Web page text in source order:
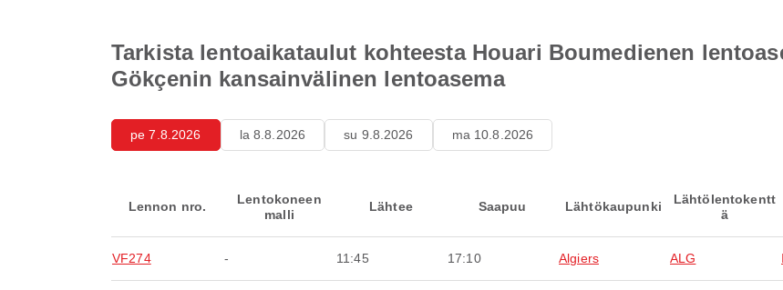
Tarkista lentoaikataulut kohteesta Houari Boumedienen
Gökçenin kansainvälinen lentoasema
pe 7.8.2026 la 8.8.2026 su 9.8.2026 ma 10.8.2026
Lennon nro.
Lentokoneen
malli
Lähtee Saapuu Lähtökaupunki
Lähtölentokentt
ä
VF274 - 11:45 17:10 Algiers ALG